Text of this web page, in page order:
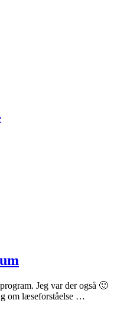
Jeg var der også 🙂
om læseforståelse …